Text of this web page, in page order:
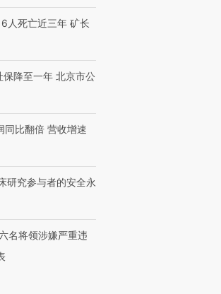
人死亡近三年 矿长
降至一年 北京市公
同比翻倍 营收增速
研究参与者的安全永
名将领涉嫌严重违